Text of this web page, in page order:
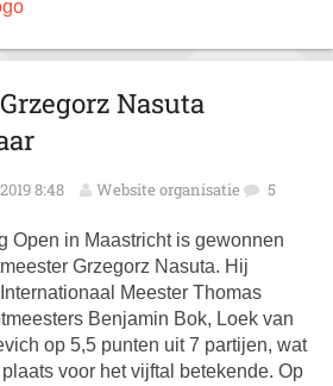
Nasuta
8:48 Website organisatie 5
Open in Maastricht is gewonnen
Grzegorz Nasuta. Hij
Meester Thomas
Benjamin Bok, Loek van
op 5,5 punten uit 7 partijen, wat
voor het vijftal betekende. Op